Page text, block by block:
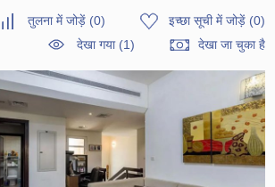
तुलना में जोड़ें(0) इच्छा सूची में जोड़ें(0)
देखा गया (1)
देखा जा चुका है